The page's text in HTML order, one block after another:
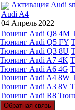
Активация Audi
Audi A4
04 Апрель 2022
Тюнинг Audi Q8 4M
Тюнинг Audi Q5 FY
Тюнинг Audi Q3 8U
Тюнинг Audi A7 4K
Тюнинг Audi A6 4G
Тюнинг Audi A4 8W
Тюнинг Audi A3 8V
Тюнинг Audi R8
Обратная связь